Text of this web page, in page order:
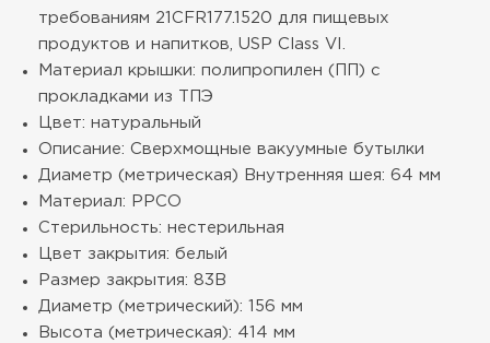
требованиям 21CFR177.1520 для пищевых
продуктов и напитков, USP Class VI.
Материал крышки: полипропилен (ПП) с
прокладками из ТПЭ
Цвет: натуральный
Описание: Сверхмощные вакуумные бутылки
Диаметр (метрическая) Внутренняя шея: 64 мм
Материал: PPCO
Стерильность: нестерильная
Цвет закрытия: белый
Размер закрытия: 83B
Диаметр (метрический): 156 мм
Высота (метрическая): 414 мм